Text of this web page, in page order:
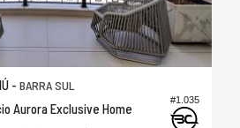
#1.035
- BARRA SUL
Aurora Exclusive Home